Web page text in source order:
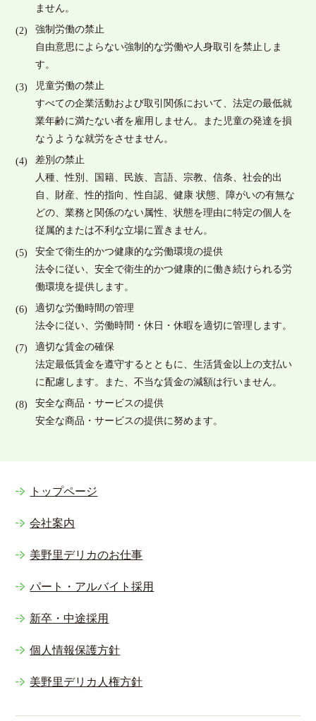
ません。
強制労働の禁止
自由意思によらない強制的な労働や人身取引を禁止しま
す。
児童労働の禁止
すべての企業活動および取引関係において、法定の最低就
業年齢に満たない者を雇用しません。また児童の発達を損
なうような就労をさせません。
差別の禁止
人種、性別、国籍、民族、言語、宗教、信条、社会的出
自、財産、性的指向、性自認、健康 状態、障がいの有無な
どの、業務と関係のない属性、状態を理由に特定の個人を
従属的または不利な立場に置きません。
安全で衛生的かつ健康的な労働環境の提供
法令に従い、安全で衛生的かつ健康的に働き続けられる労
働環境を提供します。
適切な労働時間の管理
法令に従い、労働時間・休日・休暇を適切に管理します。
適切な賃金の確保
法定最低賃金を遵守するとともに、生活賃金以上の支払い
に配慮します。また、不当な賃金の減額は行いません。
安全な商品・サービスの提供
安全な商品・サービスの提供に努めます。
トップページ
会社案内
美野里デリカのお仕事
パート・アルバイト採用
新卒・中途採用
個人情報保護方針
美野里デリカ人権方針